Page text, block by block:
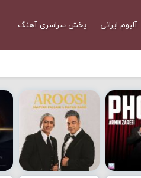
آلبوم ایرانی پخش سراسری آهنگ